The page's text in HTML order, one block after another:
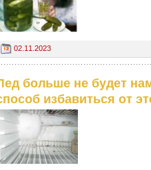
02.11.2023
больше не будет
избавиться от